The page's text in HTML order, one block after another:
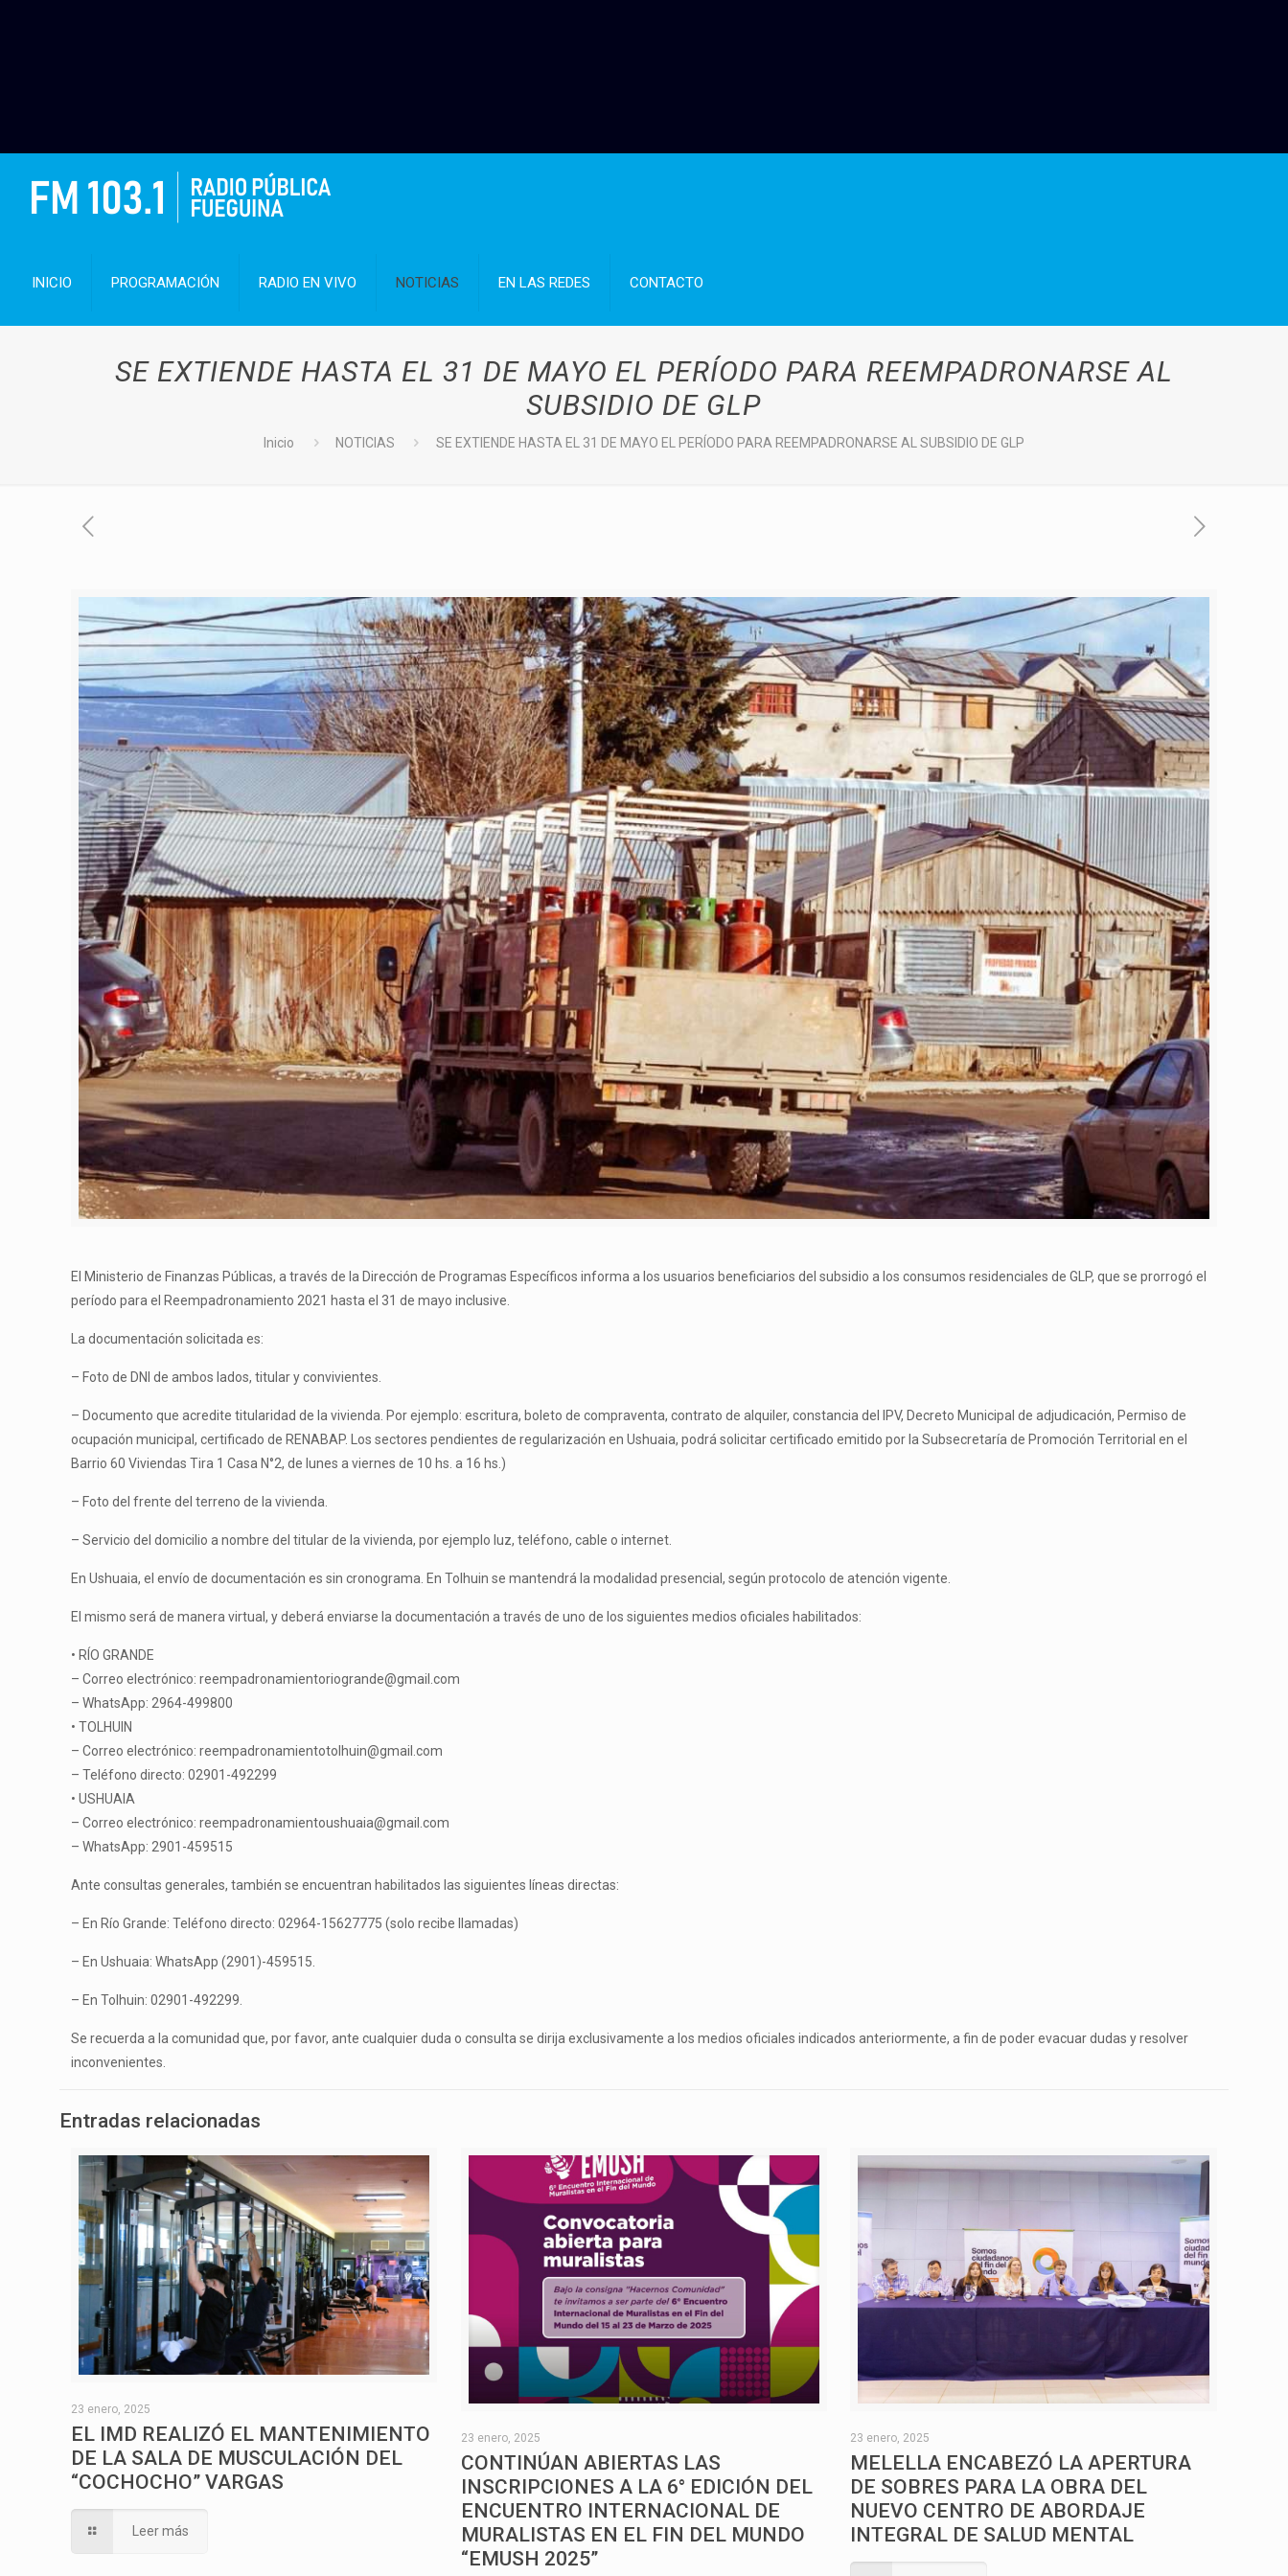
INICIO PROGRAMACIÓN RADIO EN VIVO NOTICIAS EN LAS REDES CONTACTO
SE EXTIENDE HASTA EL 31 DE MAYO EL PERÍODO PARA REEMPADRONARSE AL
SUBSIDIO DE GLP
Inicio NOTICIAS SE EXTIENDE HASTA EL 31 DE MAYO EL PERÍODO PARA REEMPADRONARSE AL SUBSIDIO DE GLP
El Ministerio de Finanzas Públicas, a través de la Dirección de Programas Específicos informa a los usuarios beneficiarios del subsidio a los consumos residenciales de GLP, que se prorrogó el
período para el Reempadronamiento 2021 hasta el 31 de mayo inclusive.
La documentación solicitada es:
– Foto de DNI de ambos lados, titular y convivientes.
– Documento que acredite titularidad de la vivienda. Por ejemplo: escritura, boleto de compraventa, contrato de alquiler, constancia del IPV, Decreto Municipal de adjudicación, Permiso de
ocupación municipal, certificado de RENABAP. Los sectores pendientes de regularización en Ushuaia, podrá solicitar certificado emitido por la Subsecretaría de Promoción Territorial en el
Barrio 60 Viviendas Tira 1 Casa N°2, de lunes a viernes de 10 hs. a 16 hs.)
– Foto del frente del terreno de la vivienda.
– Servicio del domicilio a nombre del titular de la vivienda, por ejemplo luz, teléfono, cable o internet.
En Ushuaia, el envío de documentación es sin cronograma. En Tolhuin se mantendrá la modalidad presencial, según protocolo de atención vigente.
El mismo será de manera virtual, y deberá enviarse la documentación a través de uno de los siguientes medios oficiales habilitados:
• RÍO GRANDE
– Correo electrónico: reempadronamientoriogrande@gmail.com
– WhatsApp: 2964-499800
• TOLHUIN
– Correo electrónico: reempadronamientotolhuin@gmail.com
– Teléfono directo: 02901-492299
• USHUAIA
– Correo electrónico: reempadronamientoushuaia@gmail.com
– WhatsApp: 2901-459515
Ante consultas generales, también se encuentran habilitados las siguientes líneas directas:
– En Río Grande: Teléfono directo: 02964-15627775 (solo recibe llamadas)
– En Ushuaia: WhatsApp (2901)-459515.
– En Tolhuin: 02901-492299.
Se recuerda a la comunidad que, por favor, ante cualquier duda o consulta se dirija exclusivamente a los medios oficiales indicados anteriormente, a fin de poder evacuar dudas y resolver
inconvenientes.
Entradas relacionadas
23 enero, 2025
EL IMD REALIZÓ EL MANTENIMIENTO
DE LA SALA DE MUSCULACIÓN DEL
“COCHOCHO” VARGAS
Leer más
23 enero, 2025
CONTINÚAN ABIERTAS LAS
INSCRIPCIONES A LA 6° EDICIÓN DEL
ENCUENTRO INTERNACIONAL DE
MURALISTAS EN EL FIN DEL MUNDO
“EMUSH 2025”
23 enero, 2025
MELELLA ENCABEZÓ LA APERTURA
DE SOBRES PARA LA OBRA DEL
NUEVO CENTRO DE ABORDAJE
INTEGRAL DE SALUD MENTAL